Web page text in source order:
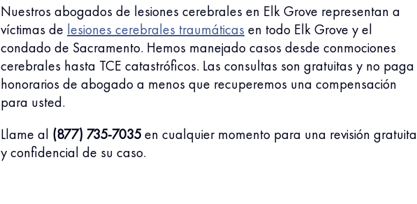
Nuestros abogados de lesiones cerebrales en Elk Grove representan a
víctimas de lesiones cerebrales traumáticas en todo Elk Grove y el
condado de Sacramento. Hemos manejado casos desde conmociones
cerebrales hasta TCE catastróficos. Las consultas son gratuitas y no paga
honorarios de abogado a menos que recuperemos una compensación
para usted.
Llame al (877) 735-7035en cualquier momento para una revisión gratuita
y confidencial de su caso.